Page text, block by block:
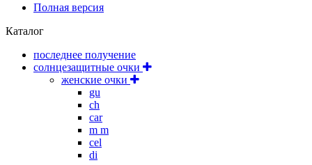
Полная версия
Каталог
последнее получение
солнцезащитные очки
женские очки
gu
ch
car
m m
cel
di